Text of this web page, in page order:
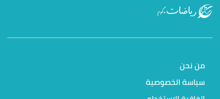
من نحن
سياسة الخصوصية